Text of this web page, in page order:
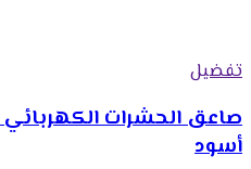
تفضيل
أسود